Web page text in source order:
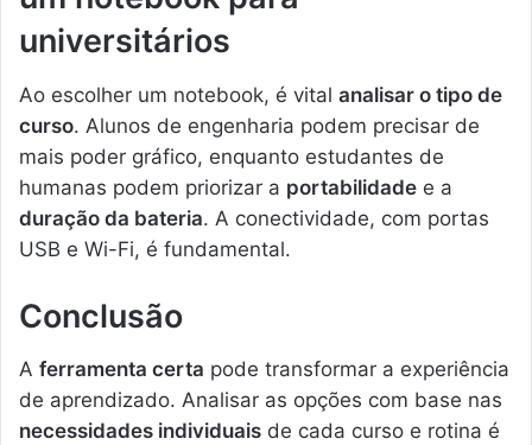
universitários
Ao escolher um notebook, é vital analisar o tipo de
curso. Alunos de engenharia podem precisar de
mais poder gráfico, enquanto estudantes de
humanas podem priorizar a portabilidade e a
duração da bateria. A conectividade, com portas
USB e Wi-Fi, é fundamental.
Conclusão
A ferramenta certa pode transformar a experiência
de aprendizado. Analisar as opções com base nas
necessidades individuais de cada curso e rotina é